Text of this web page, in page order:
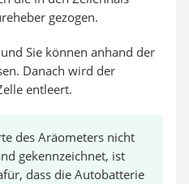
gezogen.
Sie können anhand der
Danach wird der
entleert.
des Aräometers nicht
gekennzeichnet, ist
dass die Autobatterie